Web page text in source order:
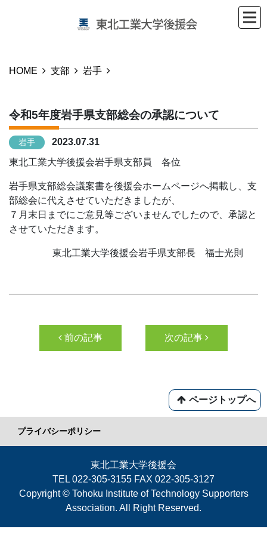
HOME 支部 岩手
令和5年度岩手県支部総会の承認について
岩手
2023.07.31
東北工業大学後援会岩手県支部員 各位
岩手県支部総会議案書を後援会ホームページへ掲載し、支
部総会に代えさせていただきましたが、
７月末日までにご意見等ございませんでしたので、承認と
させていただきます。
東北工業大学後援会岩手県支部長 福士光則
投稿ナビゲーション
前の記事 次の記事
ページトップへ
プライバシーポリシー
東北工業大学後援会
TEL 022-305-3155 FAX 022-305-3127
Copyright © Tohoku Institute of Technology Supporters
Association. All Right Reserved.